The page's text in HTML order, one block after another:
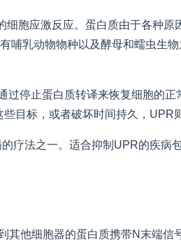
细胞应激反应。蛋白质由于各种
乳动物物种以及酵母和蠕虫生
停止蛋白质转译来恢复细胞的
目标，或者破坏时间持久，UPR
疗法之一。适合抑制UPR的疾病
他细胞器的蛋白质携带N末端信